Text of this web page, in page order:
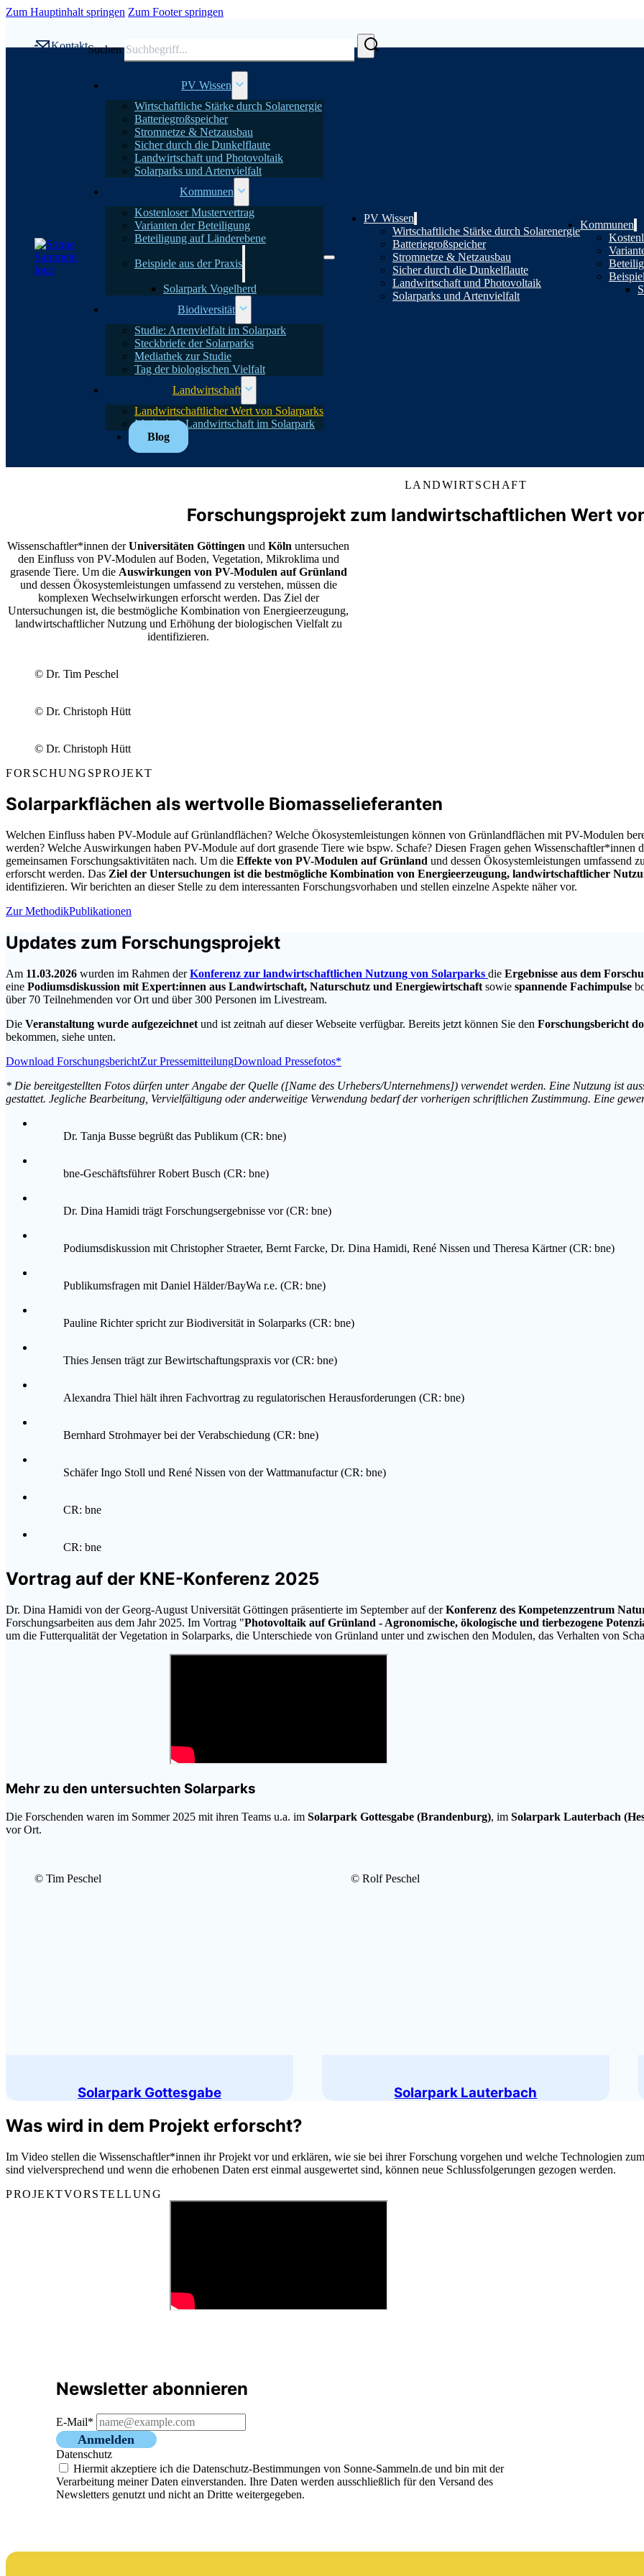
Zum Hauptinhalt springen Zum Footer springen
KontaktSuchen
PV Wissen
Wirtschaftliche Stärke durch Solarenergie
Batteriegroßspeicher
Stromnetze & Netzausbau
Sicher durch die Dunkelflaute
Landwirtschaft und Photovoltaik
Solarparks und Artenvielfalt
Kommunen
Kostenloser Mustervertrag
Varianten der Beteiligung
Beteiligung auf Länderebene
Beispiele aus der Praxis
Solarpark Vogelherd
Biodiversität
Studie: Artenvielfalt im Solarpark
Steckbriefe der Solarparks
Mediathek zur Studie
Tag der biologischen Vielfalt
Landwirtschaft
Landwirtschaftlicher Wert von Solarparks
Mediathek Landwirtschaft im Solarpark
Blog
PV Wissen
Wirtschaftliche Stärke durch Solarenergie
Batteriegroßspeicher
Stromnetze & Netzausbau
Sicher durch die Dunkelflaute
Landwirtschaft und Photovoltaik
Solarparks und Artenvielfalt
Kommunen
LANDWIRTSCHAFT
Forschungsprojekt zum landwirtschaftlichen Wert
Wissenschaftler*innen derUniversitäten Göttingen und Köln untersuchen
den Einfluss von PV-Modulen auf Boden, Vegetation, Mikroklima und
grasende Tiere. Um die Auswirkungen von PV-Modulen auf Grünland
und dessen Ökosystemleistungen umfassend zu verstehen, müssen die
komplexen Wechselwirkungen erforscht werden. Das Ziel der
Untersuchungen ist, die bestmögliche Kombination von Energieerzeugung,
landwirtschaftlicher Nutzung und Erhöhung der biologischen Vielfalt zu
identifizieren.
© Dr. Tim Peschel
© Dr. Christoph Hütt
© Dr. Christoph Hütt
FORSCHUNGSPROJEKT
Solarparkflächen als wertvolle Biomasselieferanten
Welchen Einfluss haben PV-Module auf Grünlandflächen? Welche Ökosystemleistungen können von Grünlandflächen mit PV-Modulen
werden? Welche Auswirkungen haben PV-Module auf dort grasende Tiere wie bspw. Schafe? Diesen Fragen gehen
gemeinsamen Forschungsaktivitäten nach. Um die Effekte von PV-Modulen auf Grünland und dessen Ökosystemleistungen umfassend
erforscht werden. Das Ziel der Untersuchungen ist die bestmögliche Kombination von Energieerzeugung, landwirtschaftlicher
identifizieren. Wir berichten an dieser Stelle zu dem interessanten Forschungsvorhaben und stellen einzelne Aspekte näher vor.
Zur MethodikPublikationen
Updates zum Forschungsprojekt
Am 11.03.2026 wurden im Rahmen derKonferenz zur landwirtschaftlichen Nutzung von Solarparks die Ergebnisse aus dem
eine Podiumsdiskussion mit Expert:innen aus Landwirtschaft, Naturschutz und Energiewirtschaft sowie spannende Fachimpulse
über 70 Teilnehmenden vor Ort und über 300 Personen im Livestream.
Die Veranstaltung wurde aufgezeichnet und ist zeitnah auf dieser Webseite verfügbar. Bereits jetzt können Sie den Forschungsbericht
bekommen, siehe unten.
Download ForschungsberichtZur PressemitteilungDownload Pressefotos*
* Die bereitgestellten Fotos dürfen unter Angabe der Quelle ([Name des Urhebers/Unternehmens]) verwendet werden. Eine Nutzung ist
gestattet. Jegliche Bearbeitung, Vervielfältigung oder anderweitige Verwendung bedarf der vorherigen schriftlichen Zustimmung. Eine
Dr. Tanja Busse begrüßt das Publikum (CR: bne)
bne-Geschäftsführer Robert Busch (CR: bne)
Dr. Dina Hamidi trägt Forschungsergebnisse vor (CR: bne)
Podiumsdiskussion mit Christopher Straeter, Bernt Farcke, Dr. Dina Hamidi, René Nissen und Theresa Kärtner (CR: bne)
Publikumsfragen mit Daniel Hälder/BayWa r.e. (CR: bne)
Pauline Richter spricht zur Biodiversität in Solarparks (CR: bne)
Thies Jensen trägt zur Bewirtschaftungspraxis vor (CR: bne)
Alexandra Thiel hält ihren Fachvortrag zu regulatorischen Herausforderungen (CR: bne)
Bernhard Strohmayer bei der Verabschiedung (CR: bne)
Schäfer Ingo Stoll und René Nissen von der Wattmanufactur (CR: bne)
CR: bne
CR: bne
Vortrag auf der KNE-Konferenz 2025
Dr. Dina Hamidi von der Georg-August Universität Göttingen präsentierte im September auf derKonferenz des Kompetenzzentrum
Forschungsarbeiten aus dem Jahr 2025. Im Vortrag "Photovoltaik auf Grünland - Agronomische, ökologische und tierbezogene
um die Futterqualität der Vegetation in Solarparks, die Unterschiede von Grünland unter und zwischen den Modulen, das Verhalten von
Mehr zu den untersuchten Solarparks
Die Forschenden waren im Sommer 2025 mit ihren Teams u.a. im Solarpark Gottesgabe (Brandenburg), im Solarpark Lauterbach
vor Ort.
Solarpark Gottesgabe
© Tim Peschel
Solarpark Lauterbach
© Rolf Peschel
Was wird in dem Projekt erforscht?
Im Video stellen die Wissenschaftler*innen ihr Projekt vor und erklären, wie sie bei ihrer Forschung vorgehen und welche Technologien
sind vielversprechend und wenn die erhobenen Daten erst einmal ausgewertet sind, können neue Schlussfolgerungen gezogen werden.
PROJEKTVORSTELLUNG
Newsletter abonnieren
E-Mail*
Anmelden
Datenschutz
Hiermit akzeptiere ich die Datenschutz-Bestimmungen von Sonne-Sammeln.de und bin mit der
Verarbeitung meiner Daten einverstanden. Ihre Daten werden ausschließlich für den Versand des
Newsletters genutzt und nicht an Dritte weitergegeben.